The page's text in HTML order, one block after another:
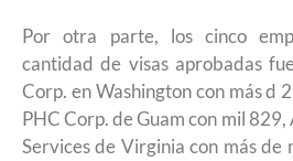
Por otra parte, los cinco
cantidad de visas aprobadas
Corp. en Washington con más d
PHC Corp. de Guam con mil
Services de Virginia con más de